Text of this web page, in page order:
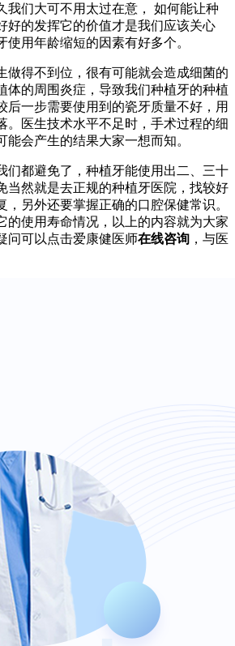
们大可不用太过在意， 如何能让种
好的发挥它的价值才是我们应该关心
使用年龄缩短的因素有好多个。
得不到位，很有可能就会造成细菌的
体的周围炎症，导致我们种植牙的种植
后一步需要使用到的瓷牙质量不好，用
。医生技术水平不足时，手术过程的细
能会产生的结果大家一想而知。
都避免了，种植牙能使用出二、三十
当然就是去正规的种植牙医院，找较好
，另外还要掌握正确的口腔保健常识。
的使用寿命情况，以上的内容就为大家
问可以点击爱康健医师在线咨询 ，与医